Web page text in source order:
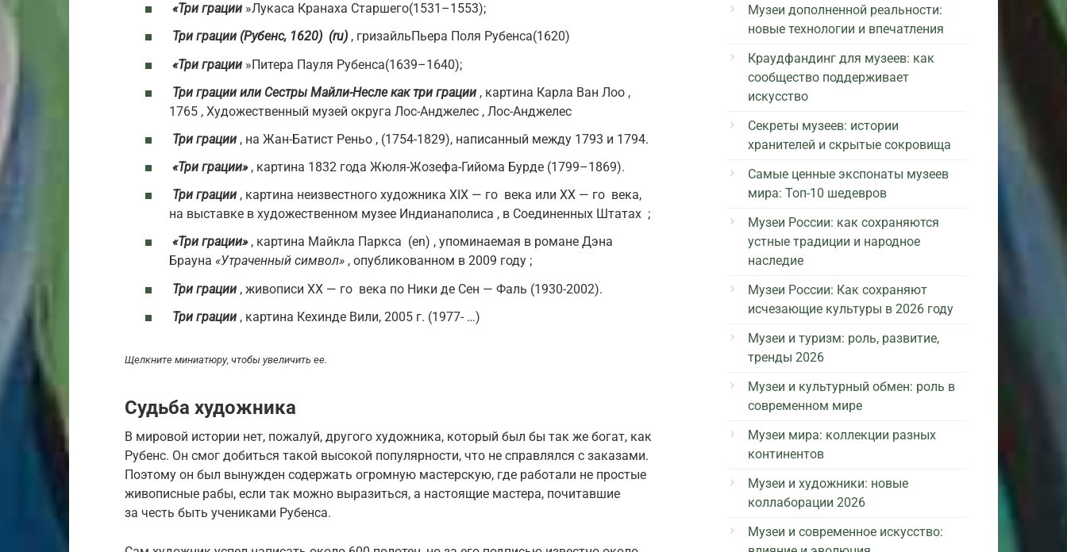
«Три грации »Лукаса Кранаха Старшего(1531–1553);
Три грации (Рубенс, 1620) (ru) , гризайльПьера Поля Рубенса(1620)
«Три грации »Питера Пауля Рубенса(1639–1640);
Три грации или Сестры Майли-Несле как три грации , картина Карла Ван Лоо ,
1765 , Художественный музей округа Лос-Анджелес , Лос-Анджелес
Три грации , на Жан-Батист Реньо , (1754-1829), написанный между 1793 и 1794.
«Три грации», картина 1832 года Жюля-Жозефа-Гийома Бурде (1799–1869).
Три грации , картина неизвестного художника XIX — го века или XX — го века,
на выставке в художественном музее Индианаполиса , в Соединенных Штатах ;
«Три грации», картина Майкла Паркса (en) , упоминаемая в романе Дэна
Брауна «Утраченный символ» , опубликованном в 2009 году ;
Три грации , живописи XX — го века по Ники де Сен — Фаль (1930-2002).
Три грации , картина Кехинде Вили, 2005 г. (1977- …)
Щелкните миниатюру, чтобы увеличить ее.
Судьба художника
В мировой истории нет, пожалуй, другого художника, который был бы так же богат, как
Рубенс. Он смог добиться такой высокой популярности, что не справлялся с заказами.
Поэтому он был вынужден содержать огромную мастерскую, где работали не простые
живописные рабы, если так можно выразиться, а настоящие мастера, почитавшие
за честь быть учениками Рубенса.
Музеи дополненной реальности:
новые технологии и впечатления
Краудфандинг для музеев: как
сообщество поддерживает
искусство
Секреты музеев: истории
хранителей и скрытые сокровища
Самые ценные экспонаты музеев
мира: Топ-10 шедевров
Музеи России: как сохраняются
устные традиции и народное
наследие
Музеи России: Как сохраняют
исчезающие культуры в 2026 году
Музеи и туризм: роль, развитие,
тренды 2026
Музеи и культурный обмен: роль в
современном мире
Музеи мира: коллекции разных
континентов
Музеи и художники: новые
коллаборации 2026
Музеи и современное искусство: